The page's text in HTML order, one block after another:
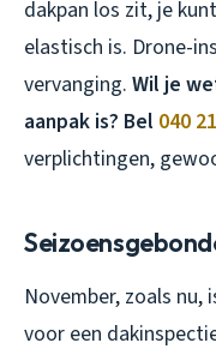
dakpan los zit, je
elastisch is. Drone-
vervanging. Wil je
aanpak is? Bel 040
verplichtingen,
November, zoals nu,
voor een